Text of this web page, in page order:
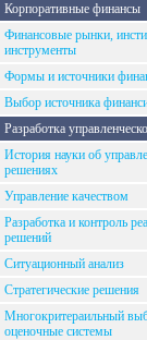
Корпоративные финансы
Финансовые рынки,
инструменты
Формы и источники
Выбор источника
Разработка
История науки об
решениях
Управление качеством
Разработка и контроль
решений
Ситуационный анализ
Стратегические решения
Многокритераильный
оценочные системы